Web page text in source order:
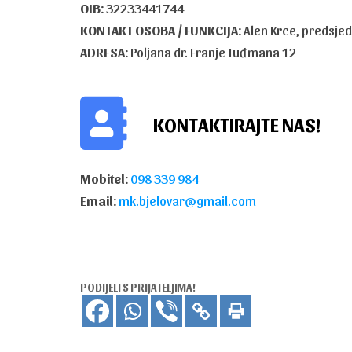
OIB:32233441744
KONTAKT OSOBA / FUNKCIJA:Alen Krce,
ADRESA: Poljana dr. Franje Tuđmana 12
KONTAKTIRAJTE NAS!
Mobitel: 098 339 984
Email: mk.bjelovar@gmail.com
PODIJELI S PRIJATELJIMA!